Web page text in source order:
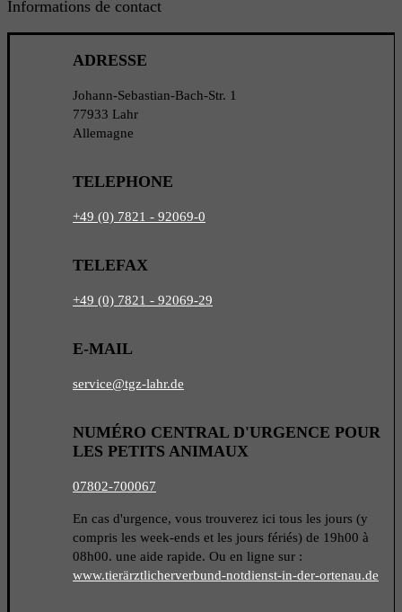
Informations de contact
ADRESSE
Johann-Sebastian-Bach-Str. 1
77933 Lahr
Allemagne
TELEPHONE
+49 (0) 7821 - 92069-0
TELEFAX
+49 (0) 7821 - 92069-29
E-MAIL
service@tgz-lahr.de
NUMÉRO CENTRAL D'URGENCE POUR
LES PETITS ANIMAUX
07802-700067
En cas d'urgence, vous trouverez ici tous les jours (y
compris les week-ends et les jours fériés) de 19h00 à
08h00. une aide rapide. Ou en ligne sur :
www.tierärztlicherverbund-notdienst-in-der-ortenau.de